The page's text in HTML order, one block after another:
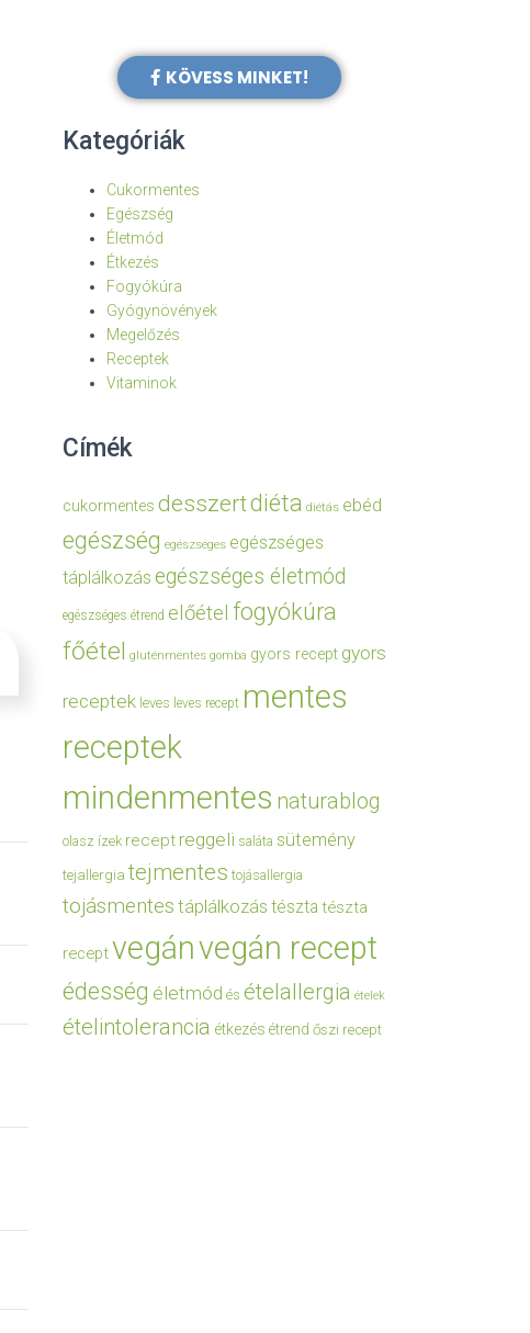
KÖVESS MINKET!
Kategóriák
Cukormentes
Egészség
Életmód
Étkezés
Fogyókúra
Gyógynövények
Megelőzés
Receptek
Vitaminok
Címék
cukormentes desszertdiéta diétás ebéd
egészség egészséges egészséges
táplálkozás egészséges életmód
egészséges étrend előétel fogyókúra
főétel gluténmentes gomba gyors recept gyors
receptek leves leves recept mentes
receptek
mindenmentes naturablog
olasz ízek recept reggeli saláta sütemény
tejallergia tejmentes tojásallergia
tojásmentes táplálkozás tészta tészta
receptvegánvegán recept
édesség életmód és ételallergia ételek
ételintolerancia étkezés étrend őszi recept